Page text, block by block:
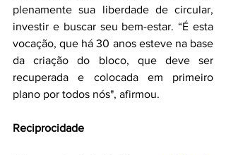
plenamente sua liberdade de circular,
investir e buscar seu bem-estar. “É esta
vocação, que há 30 anos esteve na base
da criação do bloco, que deve ser
recuperada e colocada em primeiro
plano por todos nós", afirmou.
Reciprocidade